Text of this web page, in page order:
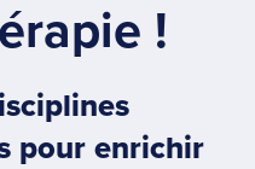
!
pour enrichir